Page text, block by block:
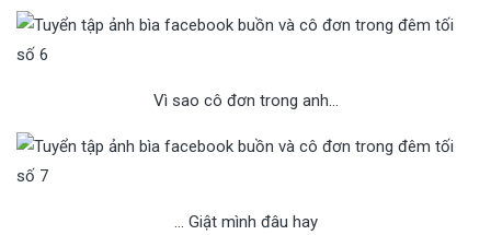
Vì sao cô đơn trong anh…
… Giật mình đâu hay